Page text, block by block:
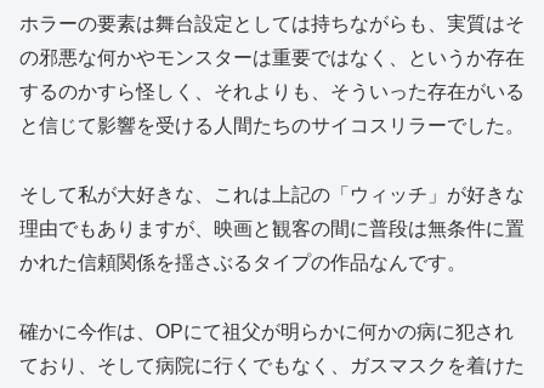
ホラーの要素は舞台設定としては持ちながらも、実質はそ
の邪悪な何かやモンスターは重要ではなく、というか存在
するのかすら怪しく、それよりも、そういった存在がいる
と信じて影響を受ける人間たちのサイコスリラーでした。
そして私が大好きな、これは上記の「ウィッチ」が好きな
理由でもありますが、映画と観客の間に普段は無条件に置
かれた信頼関係を揺さぶるタイプの作品なんです。
確かに今作は、OPにて祖父が明らかに何かの病に犯され
ており、そして病院に行くでもなく、ガスマスクを着けた